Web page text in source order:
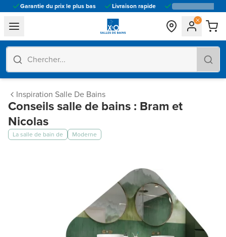
Garantie du prix le plus bas Livraison rapide
general.navigation.toggle_menu.label
Inspiration Salle De Bains
Conseils salle de bains : Bram et
Nicolas
La salle de bain de Moderne